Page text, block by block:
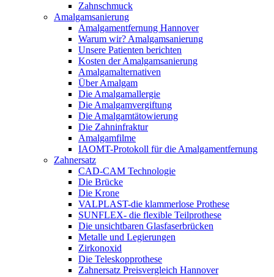
Zahnschmuck
Amalgamsanierung
Amalgamentfernung Hannover
Warum wir? Amalgamsanierung
Unsere Patienten berichten
Kosten der Amalgamsanierung
Amalgamalternativen
Über Amalgam
Die Amalgamallergie
Die Amalgamvergiftung
Die Amalgamtätowierung
Die Zahninfraktur
Amalgamfilme
IAOMT-Protokoll für die Amalgamentfernung
Zahnersatz
CAD-CAM Technologie
Die Brücke
Die Krone
VALPLAST-die klammerlose Prothese
SUNFLEX- die flexible Teilprothese
Die unsichtbaren Glasfaserbrücken
Metalle und Legierungen
Zirkonoxid
Die Teleskopprothese
Zahnersatz Preisvergleich Hannover